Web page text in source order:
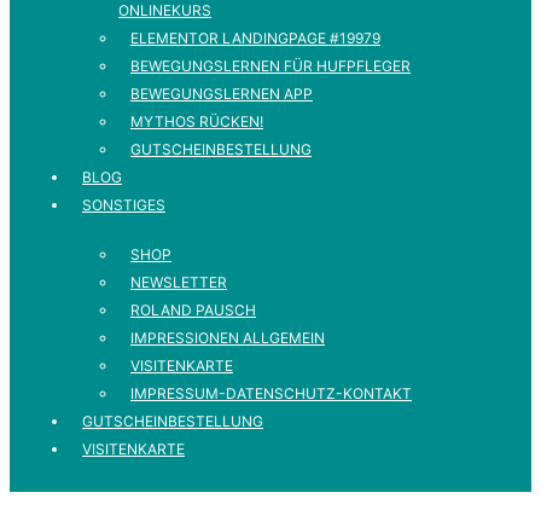
ONLINEKURS
ELEMENTOR LANDINGPAGE #19979
BEWEGUNGSLERNEN FÜR HUFPFLEGER
BEWEGUNGSLERNEN APP
MYTHOS RÜCKEN!
GUTSCHEINBESTELLUNG
BLOG
SONSTIGES
SHOP
NEWSLETTER
ROLAND PAUSCH
IMPRESSIONEN ALLGEMEIN
VISITENKARTE
IMPRESSUM-DATENSCHUTZ-KONTAKT
GUTSCHEINBESTELLUNG
VISITENKARTE